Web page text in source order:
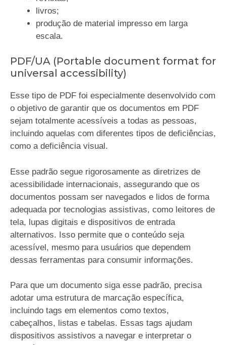
livros;
produção de material impresso em larga
escala.
PDF/UA (Portable document format for
universal accessibility)
Esse tipo de PDF foi especialmente desenvolvido com
o objetivo de garantir que os documentos em PDF
sejam totalmente acessíveis a todas as pessoas,
incluindo aquelas com diferentes tipos de deficiências,
como a deficiência visual.
Esse padrão segue rigorosamente as diretrizes de
acessibilidade internacionais, assegurando que os
documentos possam ser navegados e lidos de forma
adequada por tecnologias assistivas, como leitores de
tela, lupas digitais e dispositivos de entrada
alternativos. Isso permite que o conteúdo seja
acessível, mesmo para usuários que dependem
dessas ferramentas para consumir informações.
Para que um documento siga esse padrão, precisa
adotar uma estrutura de marcação específica,
incluindo tags em elementos como textos,
cabeçalhos, listas e tabelas. Essas tags ajudam
dispositivos assistivos a navegar e interpretar o